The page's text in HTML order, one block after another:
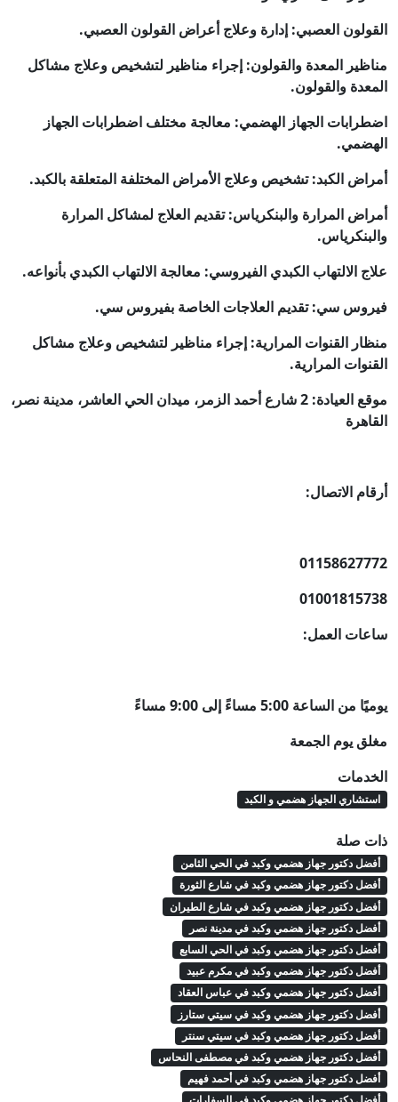
القولون العصبي: إدارة وعلاج أعراض القولون العصبي.
مناظير المعدة والقولون: إجراء مناظير لتشخيص وعلاج مشاكل
المعدة والقولون.
اضطرابات الجهاز الهضمي: معالجة مختلف اضطرابات الجهاز
الهضمي.
أمراض الكبد: تشخيص وعلاج الأمراض المختلفة المتعلقة بالكبد.
أمراض المرارة والبنكرياس: تقديم العلاج لمشاكل المرارة
والبنكرياس.
علاج الالتهاب الكبدي الفيروسي: معالجة الالتهاب الكبدي بأنواعه.
فيروس سي: تقديم العلاجات الخاصة بفيروس سي.
منظار القنوات المرارية: إجراء مناظير لتشخيص وعلاج مشاكل
القنوات المرارية.
موقع العيادة: 2 شارع أحمد الزمر، ميدان الحي العاشر، مدينة نصر،
القاهرة
أرقام الاتصال:
01158627772
01001815738
ساعات العمل:
يوميًا من الساعة 5:00 مساءً إلى 9:00 مساءً
مغلق يوم الجمعة
الخدمات
استشاري الجهاز هضمي و الكبد
ذات صلة
أفضل دكتور جهاز هضمي وكبد في الحي الثامن
أفضل دكتور جهاز هضمي وكبد في شارع الثورة
أفضل دكتور جهاز هضمي وكبد في شارع الطيران
أفضل دكتور جهاز هضمي وكبد في مدينة نصر
أفضل دكتور جهاز هضمي وكبد في الحي السابع
أفضل دكتور جهاز هضمي وكبد في مكرم عبيد
أفضل دكتور جهاز هضمي وكبد في عباس العقاد
أفضل دكتور جهاز هضمي وكبد في سيتي ستارز
أفضل دكتور جهاز هضمي وكبد في سيتي سنتر
أفضل دكتور جهاز هضمي وكبد في مصطفى النحاس
أفضل دكتور جهاز هضمي وكبد في أحمد فهيم